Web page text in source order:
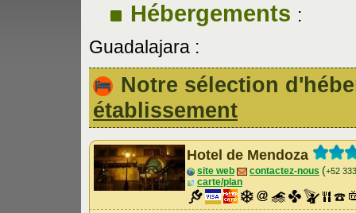
Hébergements :
Guadalajara :
Notre sélection
établissement
Hotel de Mendoza
site web contactez-nous (+52
carte/plan